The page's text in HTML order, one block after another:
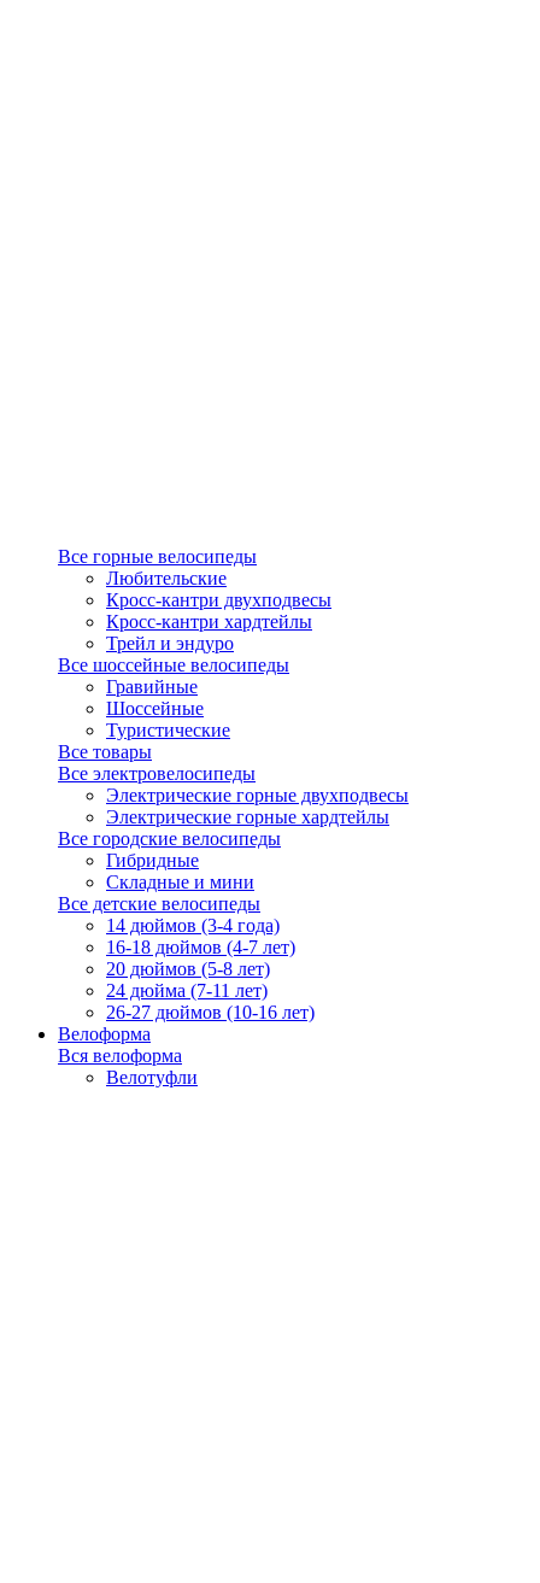
Все горные велосипеды
Любительские
Кросс-кантри двухподвесы
Кросс-кантри хардтейлы
Трейл и эндуро
Все шоссейные велосипеды
Гравийные
Шоссейные
Туристические
Все товары
Все электровелосипеды
Электрические горные двухподвесы
Электрические горные хардтейлы
Все городские велосипеды
Гибридные
Складные и мини
Все детские велосипеды
14 дюймов (3-4 года)
16-18 дюймов (4-7 лет)
20 дюймов (5-8 лет)
24 дюйма (7-11 лет)
26-27 дюймов (10-16 лет)
Велоформа
Вся велоформа
Велотуфли